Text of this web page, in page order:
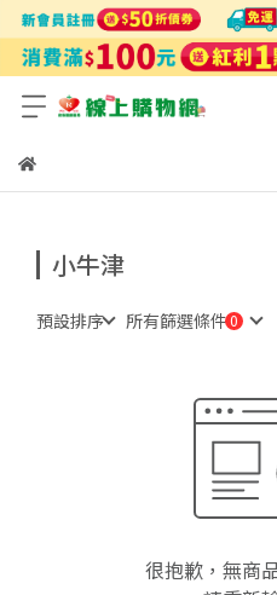
小牛津
預設排序 所有篩選條件
很抱歉，無商